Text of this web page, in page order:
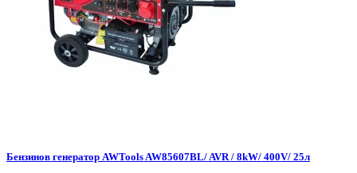
Бензинов генератор AWTools AW85607BL/ AVR / 8kW/ 400V/ 25л